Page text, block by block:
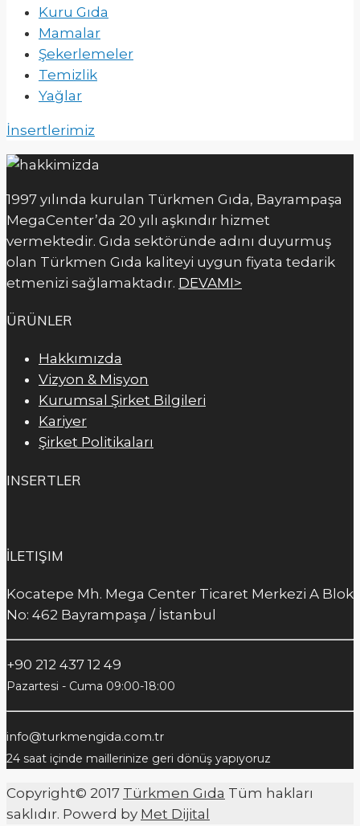
Kuru Gıda
Mamalar
Şekerlemeler
Temizlik
Yağlar
İnsertlerimiz
1997 yılında kurulan Türkmen Gıda, Bayrampaşa
MegaCenter’da 20 yılı aşkındır hizmet
vermektedir. Gıda sektöründe adını duyurmuş
olan Türkmen Gıda kaliteyi uygun fiyata tedarik
etmenizi sağlamaktadır. DEVAMI>
ÜRÜNLER
Hakkımızda
Vizyon & Misyon
Kurumsal Şirket Bilgileri
Kariyer
Şirket Politikaları
INSERTLER
İLETIŞIM
Kocatepe Mh. Mega Center Ticaret Merkezi A Blok
No: 462 Bayrampaşa / İstanbul
+90 212 437 12 49
Pazartesi - Cuma 09:00-18:00
info@turkmengida.com.tr
24 saat içinde maillerinize geri dönüş yapıyoruz
Copyright© 2017 Türkmen Gıda Tüm hakları
saklıdır. Powerd by Met Dijital